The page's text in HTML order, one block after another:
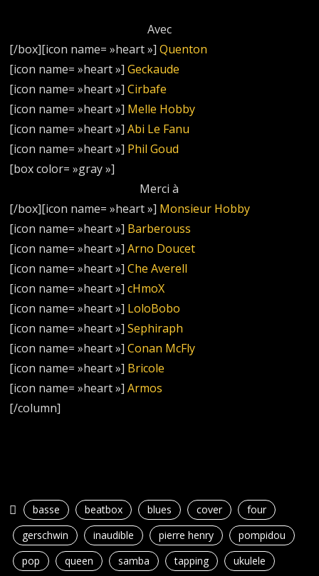
Avec
[/box][icon name= »heart »]Quenton
[icon name= »heart »]Geckaude
[icon name= »heart »]Cirbafe
[icon name= »heart »] Melle Hobby
[icon name= »heart »]Abi Le Fanu
[icon name= »heart »] Phil Goud
[box color= »gray »]
Merci à
[/box][icon name= »heart »] Monsieur Hobby
[icon name= »heart »] Barberouss
[icon name= »heart »]Arno Doucet
[icon name= »heart »]Che Averell
[icon name= »heart »]cHmoX
[icon name= »heart »] LoloBobo
[icon name= »heart »]Sephiraph
[icon name= »heart »]Conan McFly
[icon name= »heart »] Bricole
[icon name= »heart »]Armos
[/column]
basse beatbox blues cover
four
gerschwin
inaudible pierre henry
pompidou
pop
queen samba tapping ukulele